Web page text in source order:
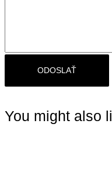
You might also